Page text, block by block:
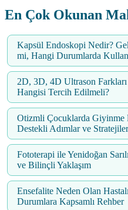
En Çok Okunan
Kapsül Endoskopi Nedir?
mi, Hangi Durumlarda
2D, 3D, 4D Ultrason
Hangisi Tercih Edilmeli?
Otizmli Çocuklarda Giyinme
Destekli Adımlar ve Stratejiler
Fototerapi ile Yenidoğan
ve Bilinçli Yaklaşım
Ensefalite Neden Olan
Durumlara Kapsamlı Rehber